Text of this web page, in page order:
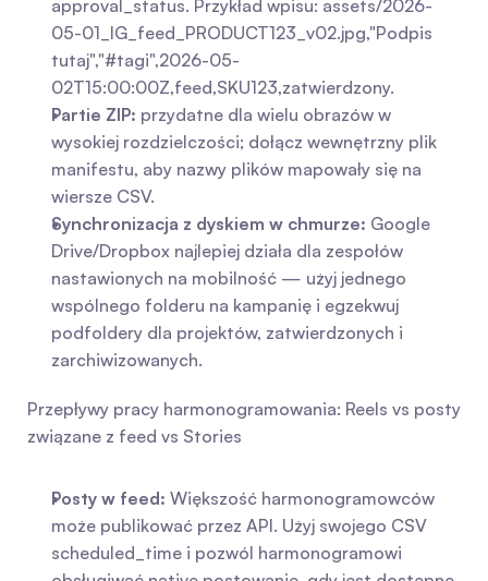
approval_status. Przykład wpisu: assets/2026-
05-01_IG_feed_PRODUCT123_v02.jpg,"Podpis
tutaj","#tagi",2026-05-
02T15:00:00Z,feed,SKU123,zatwierdzony.
Partie ZIP: przydatne dla wielu obrazów w
wysokiej rozdzielczości; dołącz wewnętrzny plik
manifestu, aby nazwy plików mapowały się na
wiersze CSV.
Synchronizacja z dyskiem w chmurze: Google
Drive/Dropbox najlepiej działa dla zespołów
nastawionych na mobilność — użyj jednego
wspólnego folderu na kampanię i egzekwuj
podfoldery dla projektów, zatwierdzonych i
zarchiwizowanych.
Przepływy pracy harmonogramowania: Reels vs posty
związane z feed vs Stories
Posty w feed: Większość harmonogramowców
może publikować przez API. Użyj swojego CSV
scheduled_time i pozwól harmonogramowi